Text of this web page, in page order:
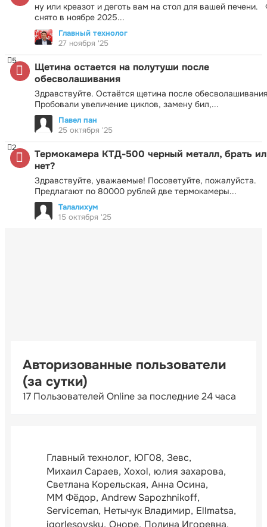
ну или креазот и деготь вам на стол для вашей печени.
снято в ноябре 2025...
Главный технолог
27 ноября '25
Щетина остается на полутуши после
обесволашивания
Здравствуйте. Остаётся щетина после
Пробовали увеличение циклов, замену бил,...
5
Павел пан
25 октября '25
Термокамера КТД-500 черный металл, брать
нет?
Здравствуйте, уважаемые! Посоветуйте, пожалуйста.
Предлагают по 80000 рублей две термокамеры...
2
Талалихум
15 октября '25
Авторизованные пользователи
(за сутки)
17 Пользователей Online за последние 24 часа
Главный технолог ЮГ08 Зевс
Михаил Сараев Xoxol юлия захарова
Светлана Корельская Анна Осина
ММ Фёдор Andrew Sapozhnikoff
Serviceman Нетычук Владимир Ellmatsa
igorlesovsky Оноре Полина Игоревна